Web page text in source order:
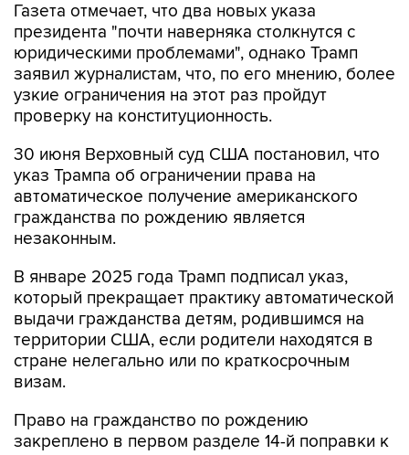
Газета отмечает, что два новых указа
президента "почти наверняка столкнутся с
юридическими проблемами", однако Трамп
заявил журналистам, что, по его мнению, более
узкие ограничения на этот раз пройдут
проверку на конституционность.
30 июня Верховный суд США постановил, что
указ Трампа об ограничении права на
автоматическое получение американского
гражданства по рождению является
незаконным.
В январе 2025 года Трамп подписал указ,
который прекращает практику автоматической
выдачи гражданства детям, родившимся на
территории США, если родители находятся в
стране нелегально или по краткосрочным
визам.
Право на гражданство по рождению
закреплено в первом разделе 14-й поправки к